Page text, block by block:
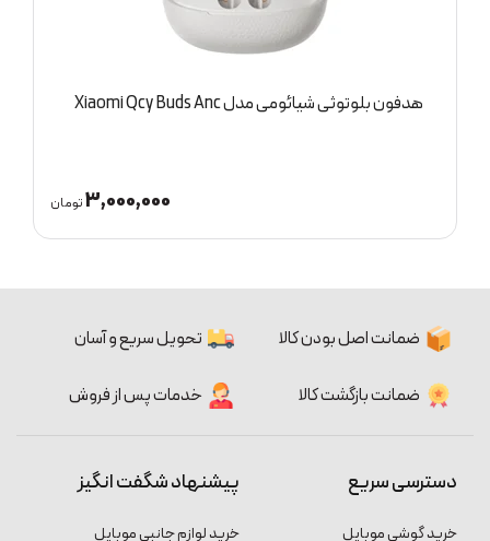
هدفون بلوتوثی شیائومی مدل Xiaomi Qcy Buds Anc
3,000,000تومان
ضمانت اصل بودن کالا تحویل سریع و آسان
ضمانت بازگشت کالا خدمات پس از فروش
دسترسی سریع
خرید گوشی موبایل
پیشنهاد شگفت انگیز
خرید لوازم جانبی موبایل